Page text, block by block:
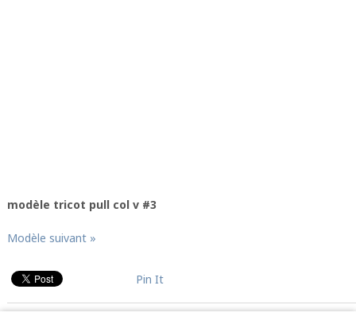
modèle tricot pull col v #3
Modèle suivant »
Pin It